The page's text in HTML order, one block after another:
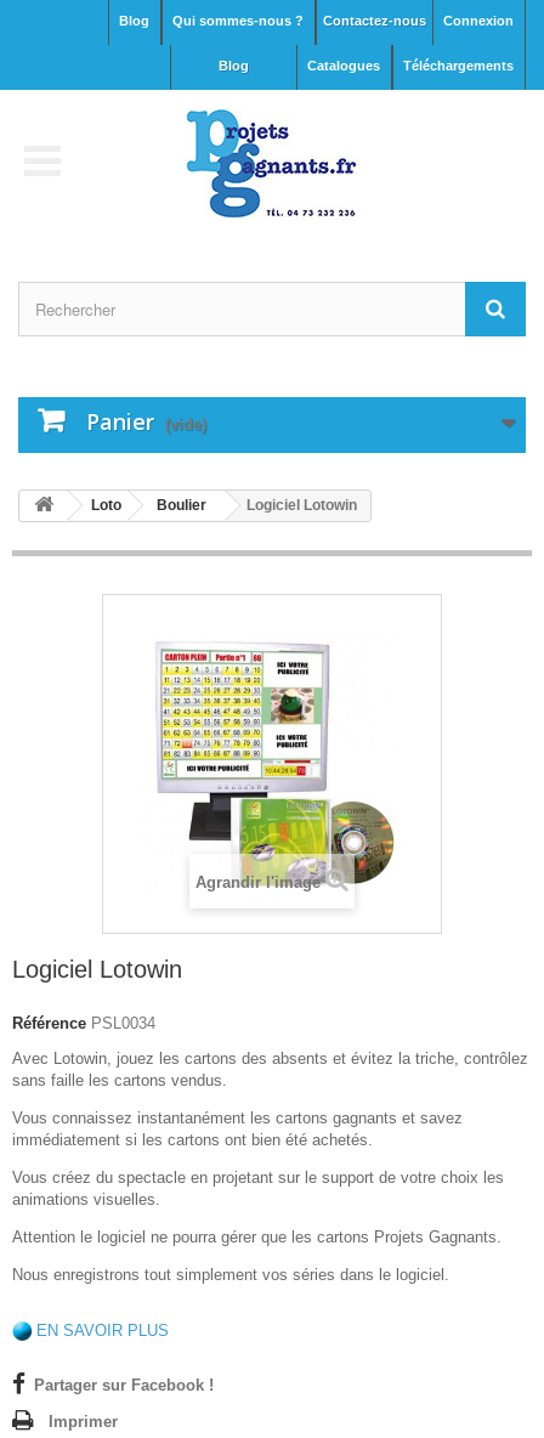
Connexion
Contactez-nous
Qui sommes-nous ?
Blog
Téléchargements
Catalogues
blog
Panier (vide)
Loto Boulier Logiciel Lotowin
Agrandir l'image
Logiciel Lotowin
Référence PSL0034
Avec Lotowin, jouez les cartons des absents et évitez la triche, contrôlez
sans faille les cartons vendus.
Vous connaissez instantanément les cartons gagnants et savez
immédiatement si les cartons ont bien été achetés.
Vous créez du spectacle en projetant sur le support de votre choix les
animations visuelles.
Attention le logiciel ne pourra gérer que les cartons Projets Gagnants.
Nous enregistrons tout simplement vos séries dans le logiciel.
EN SAVOIR PLUS
Partager sur Facebook !
Imprimer